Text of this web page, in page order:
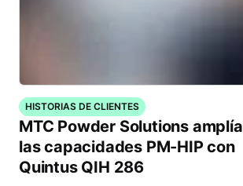
HISTORIAS DE CLIENTES
MTC Powder Solutions amplía
las capacidades PM-HIP con
Quintus QIH 286